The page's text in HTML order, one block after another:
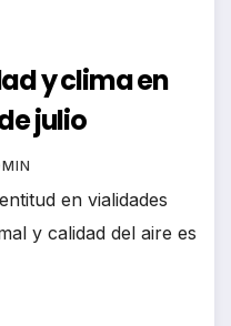
y clima en
julio
en vialidades
y calidad del aire es